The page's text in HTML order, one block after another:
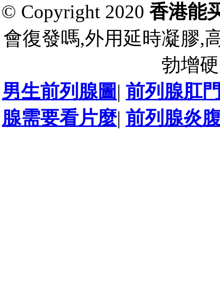
© Copyright 2020 香港能
會復發嗎,外用延時凝膠,
勃增
男生前列腺圖 | 前列腺肛
腺需要看片麼| 前列腺炎